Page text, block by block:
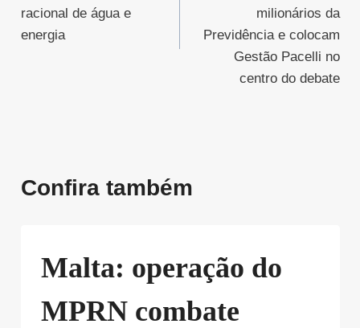
Post
racional de água e
energia
milionários da
Previdência e colocam
Gestão Pacelli no
centro do debate
Confira também
Malta: operação do
MPRN combate